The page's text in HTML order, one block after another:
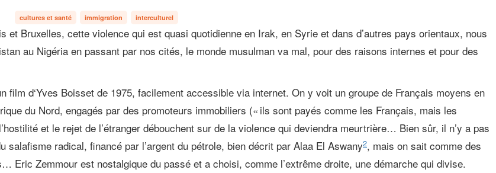
cultures et santé immigration interculturel
Bruxelles, cette violence qui est quasi quotidienne en Irak, en Syrie et dans d’autres pays orientaux, nous
au Nigéria en passant par nos cités, le monde musulman va mal, pour des raisons internes et pour des
film d‘Yves Boisset de 1975, facilement accessible via internet. On y voit un groupe de Français moyens en
du Nord, engagés par des promoteurs immobiliers (« ils sont payés comme les Français, mais les
et le rejet de l’étranger débouchent sur de la violence qui deviendra meurtrière… Bien sûr, il n’y a pas
radical, financé par l’argent du pétrole, bien décrit par Alaa El Aswany2, mais on sait comme des
Eric Zemmour est nostalgique du passé et a choisi, comme l’extrême droite, une démarche qui divise.